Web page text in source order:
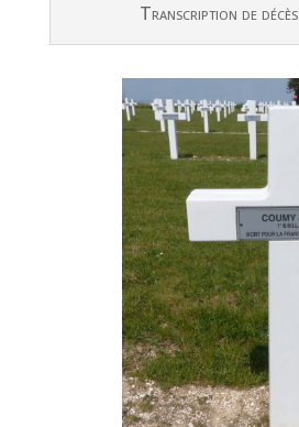
Transcription de décès